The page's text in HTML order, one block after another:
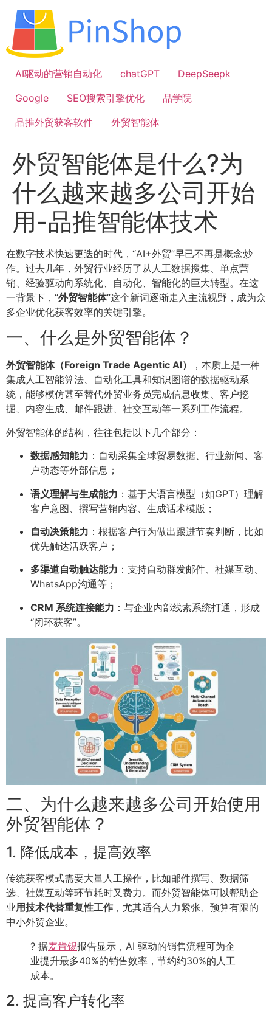
容
AI驱动的营销自动化
chatGPT
DeepSeepk
Google
SEO搜索引擎优化
品学院
品推外贸获客软件
外贸智能体
外贸智能体是什么?为
什么越来越多公司开始
用-品推智能体技术
在数字技术快速更迭的时代，“AI+外贸”早已不再是概念炒
作。过去几年，外贸行业经历了从人工数据搜集、单点营
销、经验驱动向系统化、自动化、智能化的巨大转型。在这
一背景下，“外贸智能体”这个新词逐渐走入主流视野，成为众
多企业优化获客效率的关键引擎。
一、什么是外贸智能体？
外贸智能体（Foreign Trade Agentic AI）
，本质上是一种
集成人工智能算法、自动化工具和知识图谱的数据驱动系
统，能够模仿甚至替代外贸业务员完成信息收集、客户挖
掘、内容生成、邮件跟进、社交互动等一系列工作流程。
外贸智能体的结构，往往包括以下几个部分：
数据感知能力 ：自动采集全球贸易数据、行业新闻、客
户动态等外部信息；
语义理解与生成能力 ：基于大语言模型（如GPT）理解
客户意图、撰写营销内容、生成话术模版；
自动决策能力 ：根据客户行为做出跟进节奏判断，比如
优先触达活跃客户；
多渠道自动触达能力 ：支持自动群发邮件、社媒互动、
WhatsApp沟通等；
CRM 系统连接能力 ：与企业内部线索系统打通，形成
“闭环获客”。
二、为什么越来越多公司开始使用
外贸智能体？
1. 降低成本，提高效率
传统获客模式需要大量人工操作，比如邮件撰写、数据筛
选、社媒互动等环节耗时又费力。而外贸智能体可以帮助企
业用技术代替重复性工作 ，尤其适合人力紧张、预算有限的
中小外贸企业。
? 据麦肯锡报告显示，AI 驱动的销售流程可为企
业提升最多40%的销售效率，节约约30%的人工
成本。
2. 提高客户转化率